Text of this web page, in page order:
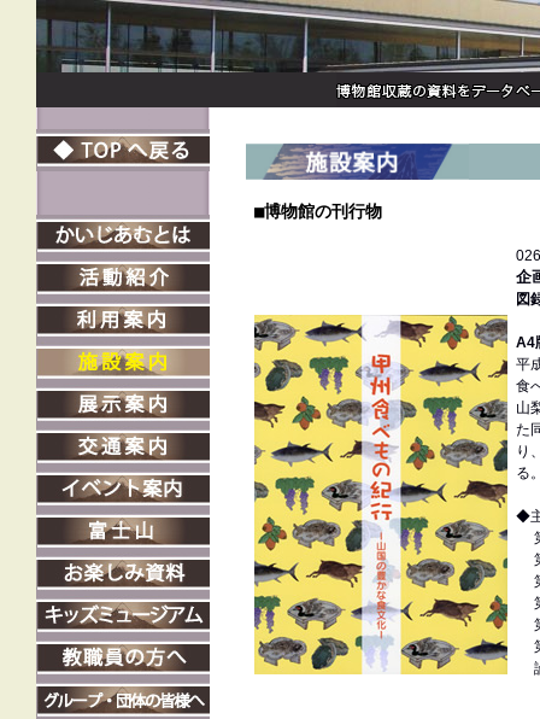
■博物館の刊行物
026
企
図
A4
平
食
山
た
り
る
◆